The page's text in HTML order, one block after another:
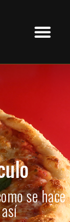
se hace